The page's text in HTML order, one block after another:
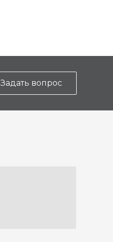
Задать вопрос